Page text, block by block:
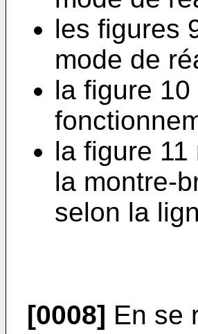
les figures
mode de
la figure
la figure
la montre-
selon la
[0008] En se